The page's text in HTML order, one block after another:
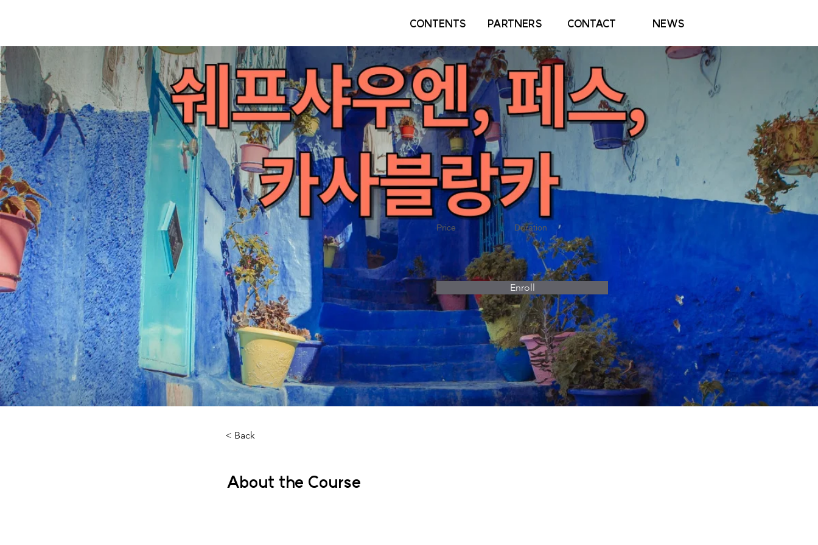
CONTENTS PARTNERS CONTACT NEWS
Price Duration
Enroll
< Back
About the Course